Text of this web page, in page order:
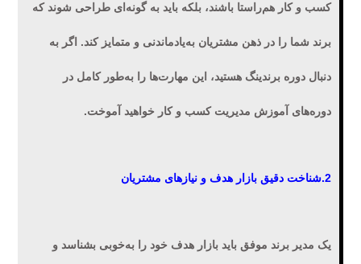
کسب و کار هم‌راستا باشند، بلکه باید به گونه‌ای طراحی شوند که
برند شما را در ذهن مشتریان به‌یادماندنی و متمایز کند. اگر به
دنبال دوره برندینگ هستید، این مهارت‌ها را به‌طور کامل در
دوره‌های آموزش مدیریت کسب و کار خواهید آموخت.
2.شناخت دقیق بازار هدف و نیازهای مشتریان
یک مدیر برند موفق باید بازار هدف خود را به‌خوبی بشناسد و